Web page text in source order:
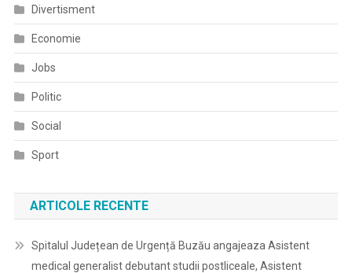
Divertisment
Economie
Jobs
Politic
Social
Sport
ARTICOLE RECENTE
Spitalul Județean de Urgență Buzău angajeaza Asistent
medical generalist debutant studii postliceale, Asistent